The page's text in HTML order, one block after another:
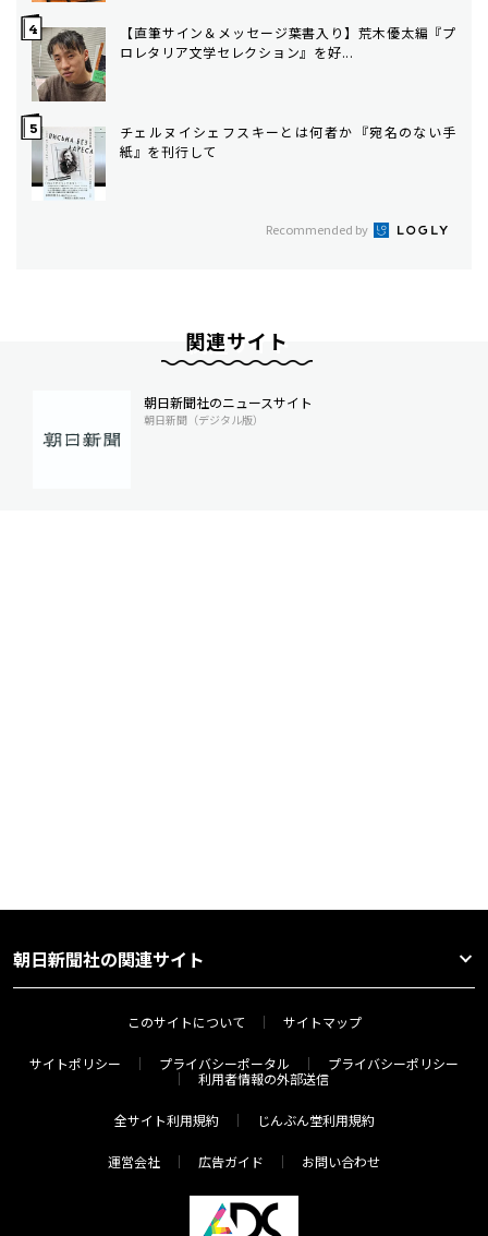
【直筆サイン＆メッセージ葉書入り】荒木優太編『プ
ロレタリア文学セレクション』を好...
チェルヌイシェフスキーとは何者か――『宛名のない手
紙』を刊行して
Recommended by
関連サイト
朝日新聞社のニュースサイト
朝日新聞（デジタル版）
朝日新聞社の関連サイト
このサイトについて サイトマップ
サイトポリシー プライバシーポータル
プライバシーポリシー
利用者情報の外部送信
全サイト利用規約 じんぶん堂利用規約
運営会社 広告ガイド お問い合わせ